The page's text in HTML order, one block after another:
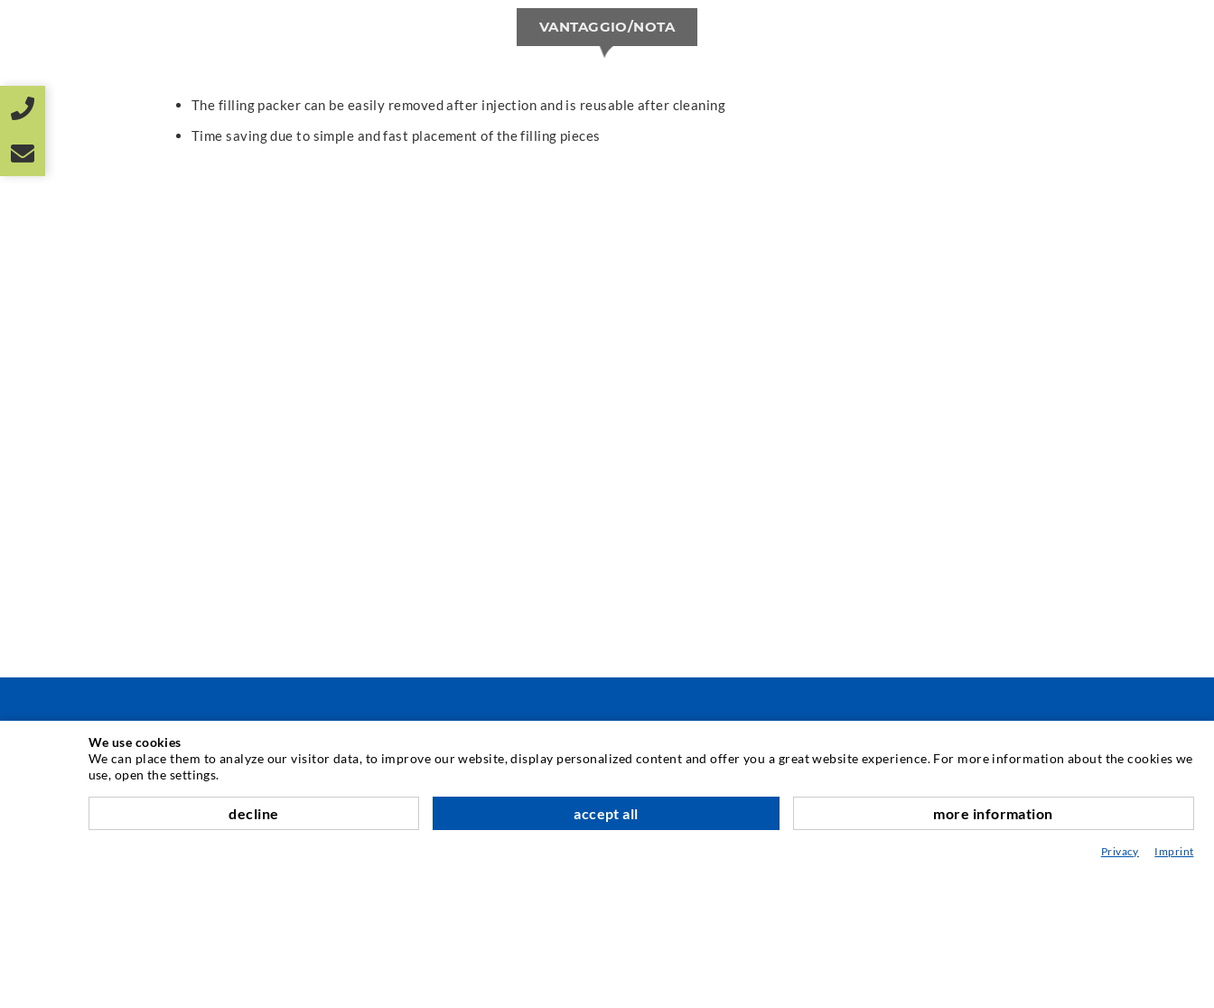
VANTAGGIO/NOTA
The filling packer can be easily removed after injection and is reusable after cleaning
Time saving due to simple and fast placement of the filling pieces
TECNICA DI INIEZIONE
Iniezione di crepe
Barriera orizzontale
TECNOLOGIA INDUSTRIALE SERVIZIO
Mediateca
Consulenza / Pianificazione / Esecuzione
We use cookies
We can place them to analyze our visitor data, to improve our website, display personalized content and offer you a great website experience. For more information about the cookies we
use, open the settings.
decline accept all more information
Privacy Imprint